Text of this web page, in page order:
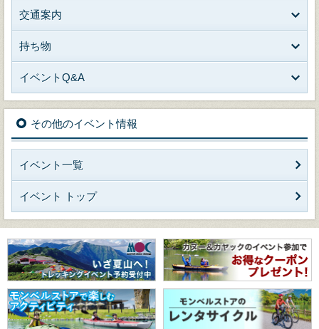
交通案内
持ち物
イベントQ&A
その他のイベント情報
イベント一覧
イベント トップ